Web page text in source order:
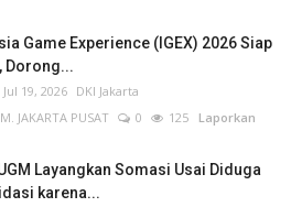
Game Experience (IGEX) 2026 Siap
Dorong...
Jul 19, 2026 DKI Jakarta
JAKARTA PUSAT
0 125 Laporkan
Layangkan Somasi Usai Diduga
karena...